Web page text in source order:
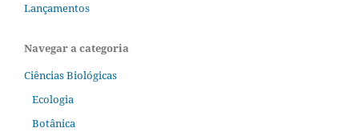
Lançamentos
Navegar a categoria
Ciências Biológicas
Ecologia
Botânica